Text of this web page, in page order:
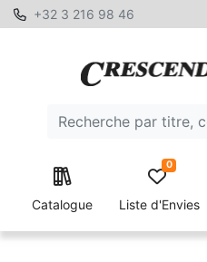
+32 3 216 98 46
Catalogue Liste d'Envies
0